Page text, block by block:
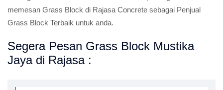
memesan Grass Block di Rajasa Concrete sebagai Penjual
Grass Block Terbaik untuk anda.
Segera Pesan Grass Block Mustika
Jaya di Rajasa :